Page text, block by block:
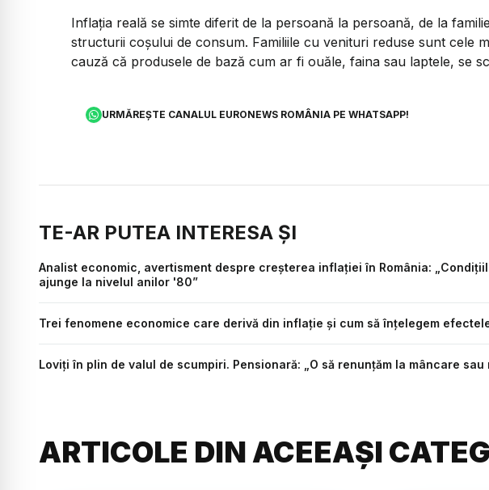
Inflația reală se simte diferit de la persoană la persoană, de la
structurii coșului de consum. Familiile cu venituri reduse sunt cele
cauză că produsele de bază cum ar fi ouăle, faina sau laptele, se
URMĂREȘTE CANALUL EURONEWS ROMÂNIA PE WHATSAPP!
TE-AR PUTEA INTERESA ȘI
Analist economic, avertisment despre creșterea inflației în România:
ajunge la nivelul anilor '80”
Trei fenomene economice care derivă din inflație și cum să înțelegem
Loviți în plin de valul de scumpiri. Pensionară: „O să renunțăm la mâncare
ARTICOLE DIN ACEEAȘI